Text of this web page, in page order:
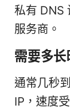
私有 DNS
服务商。
需要多长
通常几秒
IP，速度